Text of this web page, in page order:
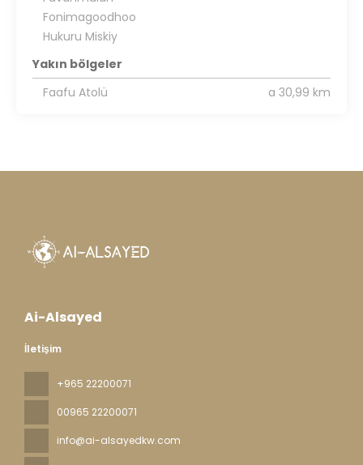
Fonimagoodhoo
Hukuru Miskiy
Yakın bölgeler
Faafu Atolü
a 30,99 km
Ai-Alsayed
İletişim
+965 22200071
00965 22200071
info@ai-alsayedkw.com